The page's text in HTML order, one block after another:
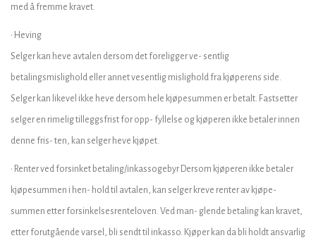
med å fremme kravet.
• Heving
Selger kan heve avtalen dersom det foreligger ve- sentlig
betalingsmislighold eller annet vesentlig mislighold fra kjøperens side.
Selger kan likevel ikke heve dersom hele kjøpesummen er betalt. Fastsetter
selger en rimelig tilleggsfrist for opp- fyllelse og kjøperen ikke betaler innen
denne fris- ten, kan selger heve kjøpet.
• Renter ved forsinket betaling/inkassogebyr Dersom kjøperen ikke betaler
kjøpesummen i hen- hold til avtalen, kan selger kreve renter av kjøpe-
summen etter forsinkelsesrenteloven. Ved man- glende betaling kan kravet,
etter forutgående varsel, bli sendt til inkasso. Kjøper kan da bli holdt ansvarlig